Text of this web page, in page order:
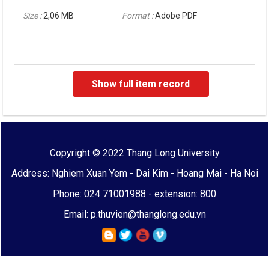
Size :2,06 MB Format :Adobe PDF
Show full item record
Copyright © 2022 Thang Long University
Address: Nghiem Xuan Yem - Dai Kim - Hoang Mai - Ha Noi
Phone: 024 71001988 - extension: 800
Email: p.thuvien@thanglong.edu.vn